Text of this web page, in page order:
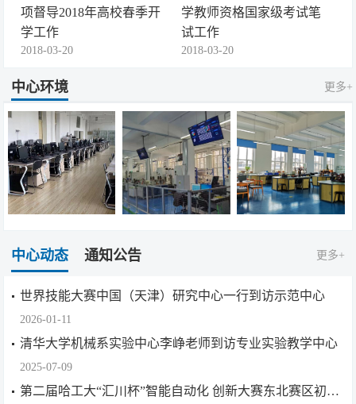
项督导2018年高校春季开
学工作
2018-03-20
学教师资格国家级考试笔
试工作
2018-03-20
中心环境 更多+
中心动态 通知公告 更多+
世界技能大赛中国（天津）研究中心一行到访示范中心
2026-01-11
清华大学机械系实验中心李峥老师到访专业实验教学中心
2025-07-09
第二届哈工大“汇川杯”智能自动化 创新大赛东北赛区初赛圆满结束